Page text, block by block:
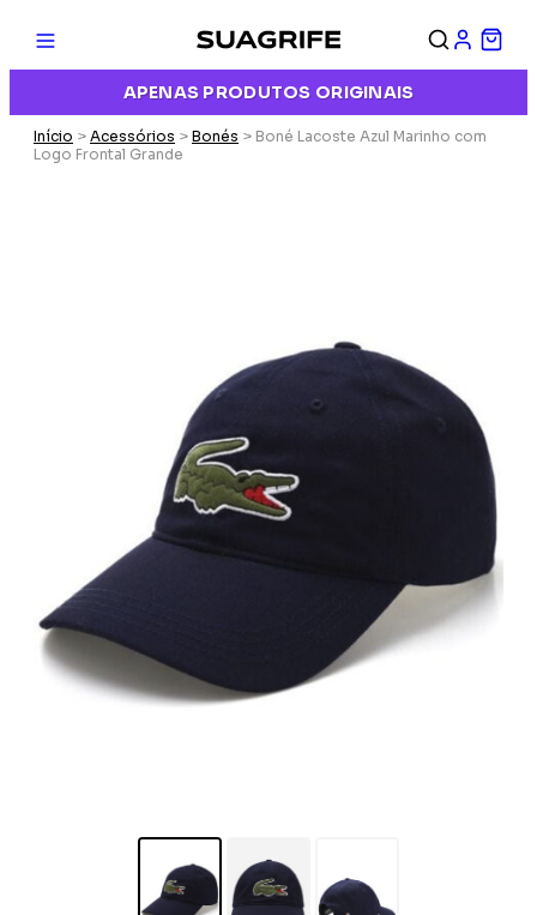
APENAS PRODUTOS ORIGINAIS
Início > Acessórios > Bonés > Boné Lacoste Azul Marinho com
Logo Frontal Grande